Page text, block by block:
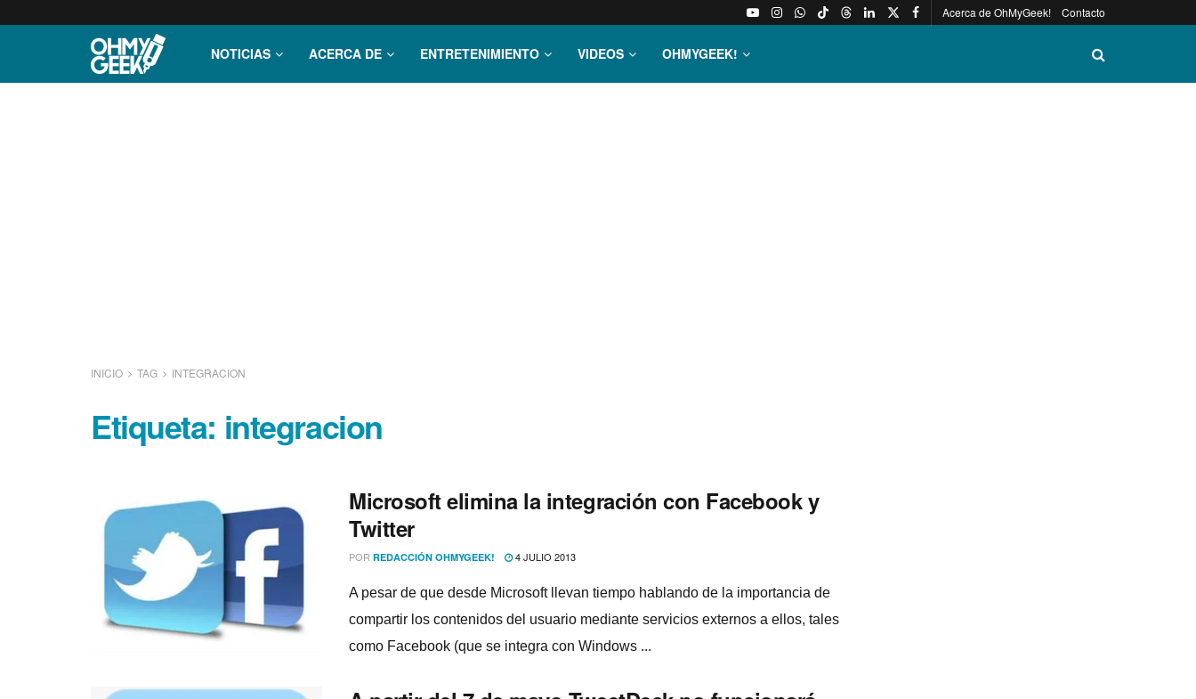
Acerca de OhMyGeek! Contacto
NOTICIAS ACERCA DE ENTRETENIMIENTO VIDEOS OHMYGEEK!
INICIO TAG INTEGRACION
Etiqueta: integracion
Microsoft elimina la integración con Facebook y
Twitter
POR REDACCIÓN OHMYGEEK! 4 JULIO 2013
A pesar de que desde Microsoft llevan tiempo hablando de la importancia de
compartir los contenidos del usuario mediante servicios externos a ellos, tales
como Facebook (que se integra con Windows ...